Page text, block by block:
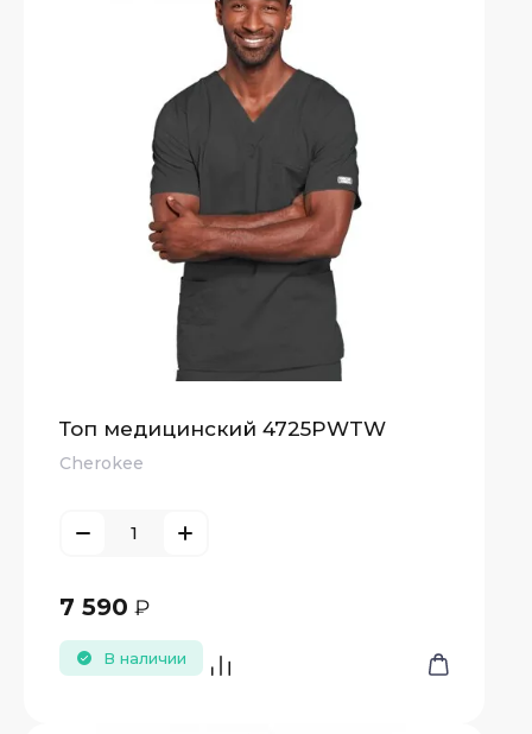
Топ медицинский 4725PWTW
Cherokee
7 590 ₽
В наличии